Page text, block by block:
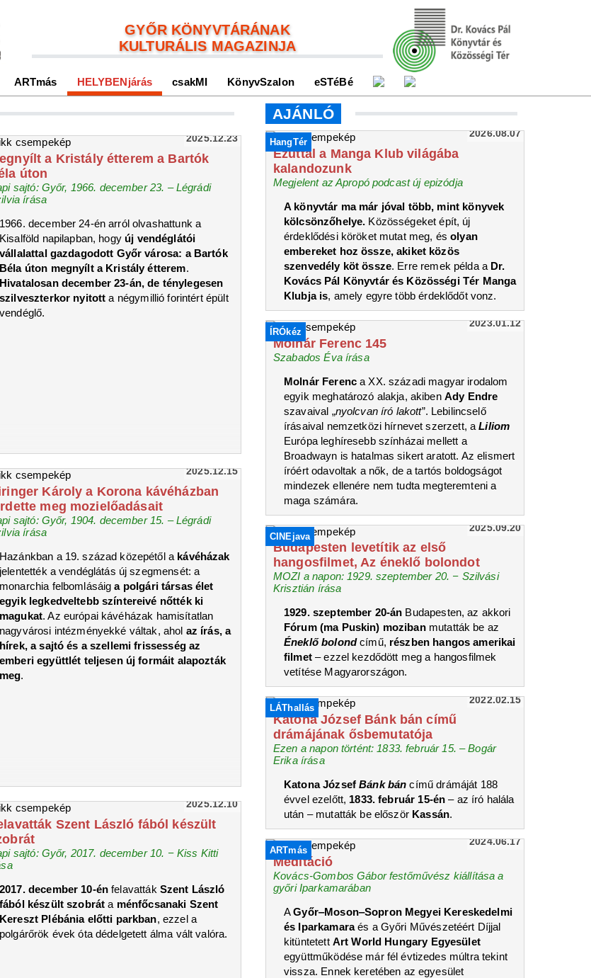
GYŐR KÖNYVTÁRÁNAK
KULTURÁLIS MAGAZINJA
ARTmás HELYBENjárás csakMI KönyvSzalon eSTéBé
2025.12.23
a Kristály étterem a Bartók
úton
sajtó: Győr, 1966. december 23. – Légrádi
írása
1966. december 24-én arról olvashattunk a
Kisalföld napilapban, hogy új vendéglátói
vállalattal gazdagodott Győr városa: a Bartók
Béla úton megnyílt a Kristály étterem.
Hivatalosan december 23-án, de ténylegesen
szilveszterkor nyitott a négymillió forintért épült
vendéglő.
2025.12.15
Károly a Korona kávéházban
meg mozielőadásait
sajtó: Győr, 1904. december 15. – Légrádi
írása
Hazánkban a 19. század közepétől a kávéházak
jelentették a vendéglátás új szegmensét: a
monarchia felbomlásáiga polgári társas élet
egyik legkedveltebb színtereivé nőtték ki
magukat. Az európai kávéházak hamisítatlan
nagyvárosi intézményekké váltak, ahol az írás, a
hírek, a sajtó és a szellemi frissesség az
emberi együttlét teljesen új formáit alapozták
meg.
2025.12.10
Szent László fából készült
sajtó: Győr, 2017. december 10. − Kiss Kitti
2017. december 10-én felavatták Szent László
fából készült szobráta ménfőcsanaki Szent
Kereszt Plébánia előtti parkban, ezzel a
polgárőrök évek óta dédelgetett álma vált valóra.
AJÁNLÓ
HangTér
2026.08.07
Ezúttal a Manga Klub világába
kalandozunk
Megjelent az Apropó podcast új epizódja
A könyvtár ma már jóval több, mint könyvek
kölcsönzőhelye. Közösségeket épít, új
érdeklődési köröket mutat meg, ésolyan
embereket hoz össze, akiket közös
szenvedély köt össze. Erre remek példa a Dr.
Kovács Pál Könyvtár és Közösségi Tér Manga
Klubja is, amely egyre több érdeklődőt vonz.
ÍRÓkéz
2023.01.12
Molnár Ferenc 145
Szabados Éva írása
Molnár Ferenca XX. századi magyar irodalom
egyik meghatározó alakja, akiben Ady Endre
szavaival „nyolcvan író lakott”. Lebilincselő
írásaival nemzetközi hírnevet szerzett, aLiliom
Európa leghíresebb színházai mellett a
Broadwayn is hatalmas sikert aratott. Az elismert
íróért odavoltak a nők, de a tartós boldogságot
mindezek ellenére nem tudta megteremteni a
maga számára.
CINEjava
2025.09.20
Budapesten levetítik az első
hangosfilmet, Az éneklő bolondot
MOZI a napon: 1929. szeptember 20. − Szilvási
Krisztián írása
1929. szeptember 20-án Budapesten, az akkori
Fórum (ma Puskin) mozibanmutatták be az
Éneklő bolondcímű, részben hangos amerikai
filmet– ezzel kezdődött meg a hangosfilmek
vetítése Magyarországon.
LÁThallás
2022.02.15
Katona József Bánk bán című
drámájának ősbemutatója
Ezen a napon történt: 1833. február 15. – Bogár
Erika írása
Katona JózsefBánk bán című drámáját 188
évvel ezelőtt, 1833. február 15-én – az író halála
után – mutatták be először Kassán.
ARTmás
2024.06.17
Meditáció
Kovács-Gombos Gábor festőművész kiállítása a
győri Iparkamarában
AGyőr‒Moson‒Sopron Megyei Kereskedelmi
és Iparkamaraés a Győri Művészetéért Díjjal
kitüntetett Art World Hungary Egyesület
együttműködése már fél évtizedes múltra tekint
vissza. Ennek keretében az egyesület